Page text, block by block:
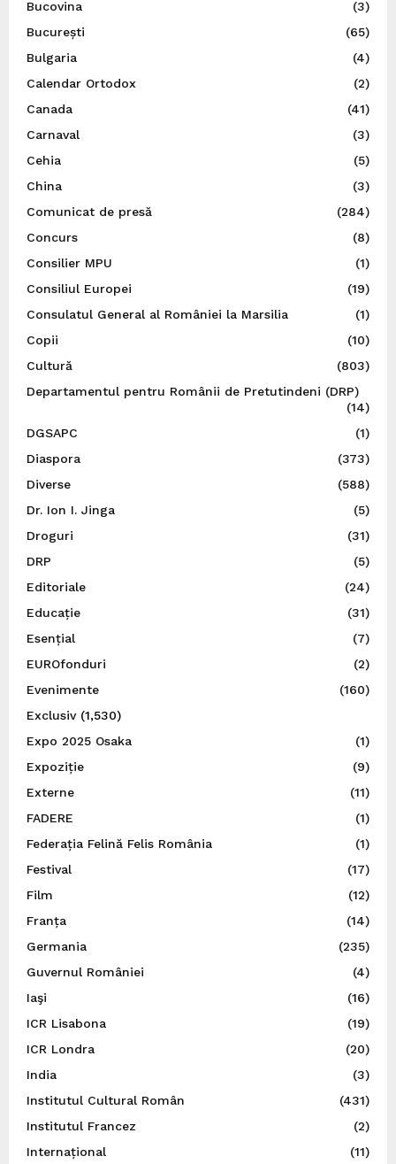
Bucovina
(3)
București
(65)
Bulgaria
(4)
Calendar Ortodox
(2)
Canada
(41)
Carnaval
(3)
Cehia
(5)
China
(3)
Comunicat de presă
(284)
Concurs
(8)
Consilier MPU
(1)
Consiliul Europei
(19)
Consulatul General al României la Marsilia
(1)
Copii
(10)
Cultură
(803)
Departamentul pentru Românii de Pretutindeni (DRP)
(14)
DGSAPC
(1)
Diaspora
(373)
Diverse
(588)
Dr. Ion I. Jinga
(5)
Droguri
(31)
DRP
(5)
Editoriale
(24)
Educație
(31)
Esențial
(7)
EUROfonduri
(2)
Evenimente
(160)
Exclusiv(1,530)
Expo 2025 Osaka
(1)
Expoziție
(9)
Externe
(11)
FADERE
(1)
Federația Felină Felis România
(1)
Festival
(17)
Film
(12)
Franța
(14)
Germania
(235)
Guvernul României
(4)
Iaşi
(16)
ICR Lisabona
(19)
ICR Londra
(20)
India
(3)
Institutul Cultural Român
(431)
Institutul Francez
(2)
Internațional
(11)